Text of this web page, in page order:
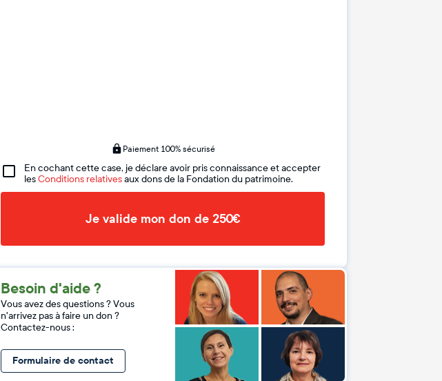
Paiement 100% sécurisé
En cochant cette case, je déclare avoir pris connaissance et accepter
lesConditions relativesaux dons de la Fondation du patrimoine.
Je valide mon don de 250€
Besoin d'aide ?
Vous avez des questions ? Vous
n'arrivez pas à faire un don ?
Contactez-nous :
Formulaire de contact